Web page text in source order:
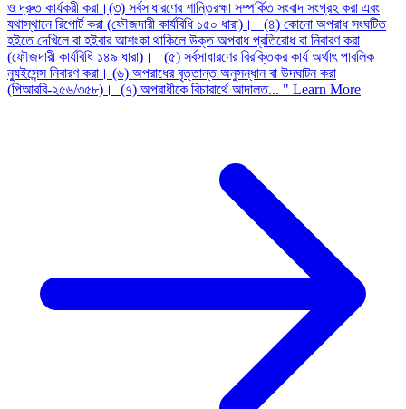
ও দ্রুত কার্যকরী করা।(৩) সর্বসাধারণের শান্তিরক্ষা সম্পর্কিত সংবাদ সংগ্রহ করা এবং
যথাস্থানে রিপোর্ট করা (ফৌজদারী কার্যবিধি ১৫০ ধারা)। (৪) কোনো অপরাধ সংঘটিত
হইতে দেখিলে বা হইবার আশংকা থাকিলে উক্ত অপরাধ প্রতিরোধ বা নিবারণ করা
(ফৌজদারী কার্যবিধি ১৪৯ ধারা)। (৫) সর্বসাধারণের বিরক্তিকর কার্য অর্থাৎ পাবলিক
ন্যুইসেন্স নিবারণ করা। (৬) অপরাধের বৃত্তান্ত অনুসন্ধান বা উদঘাটন করা
(পিআরবি-২৫৬/৩৫৮)। (৭) অপরাধীকে বিচারার্থে আদালত... " Learn More